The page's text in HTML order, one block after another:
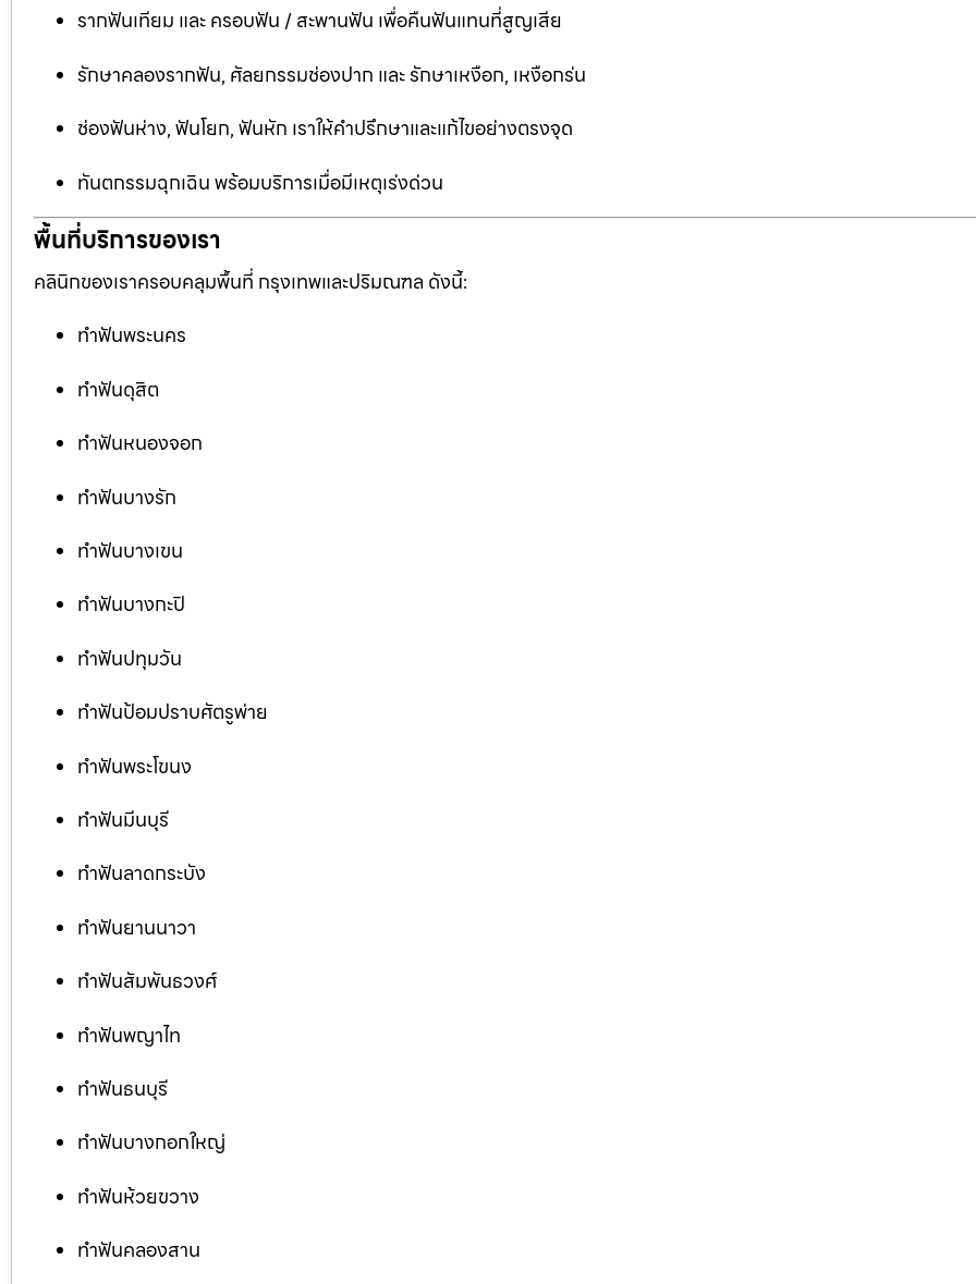
รากฟันเทียม และ ครอบฟัน / สะพานฟัน เพื่อคืนฟันแทนที่สูญเสีย
รักษาคลองรากฟัน, ศัลยกรรมช่องปาก และ รักษาเหงือก, เหงือกร่น
ช่องฟันห่าง, ฟันโยก, ฟันหัก เราให้คำปรึกษาและแก้ไขอย่างตรงจุด
ทันตกรรมฉุกเฉิน พร้อมบริการเมื่อมีเหตุเร่งด่วน
พื้นที่บริการของเรา
คลินิกของเราครอบคลุมพื้นที่ กรุงเทพและปริมณฑล ดังนี้:
ทำฟันพระนคร
ทำฟันดุสิต
ทำฟันหนองจอก
ทำฟันบางรัก
ทำฟันบางเขน
ทำฟันบางกะปิ
ทำฟันปทุมวัน
ทำฟันป้อมปราบศัตรูพ่าย
ทำฟันพระโขนง
ทำฟันมีนบุรี
ทำฟันลาดกระบัง
ทำฟันยานนาวา
ทำฟันสัมพันธวงศ์
ทำฟันพญาไท
ทำฟันธนบุรี
ทำฟันบางกอกใหญ่
ทำฟันห้วยขวาง
ทำฟันคลองสาน